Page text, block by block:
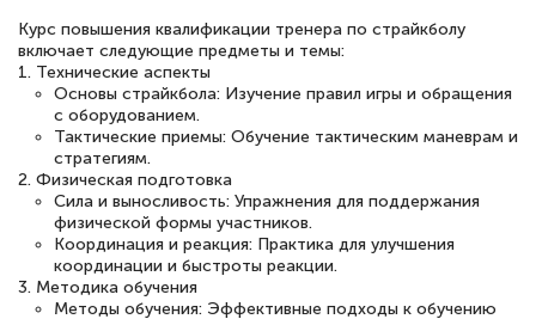
понятно! Проходила повышение
квалификации. Ещё раз - СПАСИБО!
Елена Петрикс
Знаток города 5 уровня
11 марта 2026
Всем добрый день! Я прошла курс
Курс повышения квалификации тренера по страйкболу
включает следующие предметы и темы:
1. Технические аспекты
Основы страйкбола: Изучение правил игры и обращения
с оборудованием.
Тактические приемы: Обучение тактическим маневрам и
стратегиям.
2. Физическая подготовка
Сила и выносливость: Упражнения для поддержания
физической формы участников.
Координация и реакция: Практика для улучшения
координации и быстроты реакции.
3. Методика обучения
Методы обучения: Эффективные подходы к обучению